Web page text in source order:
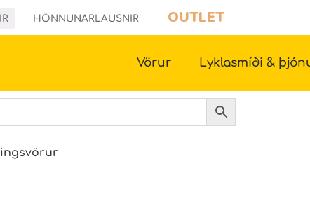
HÖNNUNARLAUSNIR OUTLET
Vörur Lyklasmíði &